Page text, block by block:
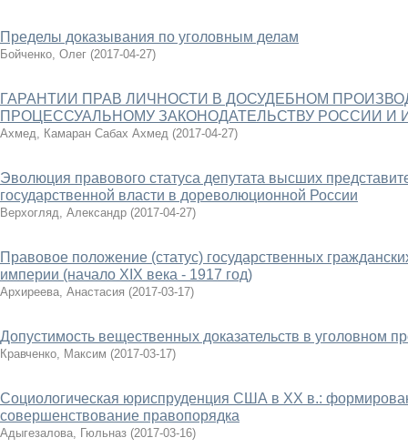
Пределы доказывания по уголовным делам
Бойченко, Олег (2017-04-27)
ГАРАНТИИ ПРАВ ЛИЧНОСТИ В ДОСУДЕБНОМ
ПРОЦЕССУАЛЬНОМУ ЗАКОНОДАТЕЛЬСТВУ РОССИИ И
Ахмед, Камаран Сабах Ахмед (2017-04-27)
Эволюция правового статуса депутата высших
государственной власти в дореволюционной России
Верхогляд, Александр (2017-04-27)
Правовое положение (статус) государственных
империи (начало XIX века - 1917 год)
Архиреева, Анастасия (2017-03-17)
Допустимость вещественных доказательств в уголовном
Кравченко, Максим (2017-03-17)
Социологическая юриспруденция США в XX в.:
совершенствование правопорядка
Адыгезалова, Гюльназ (2017-03-16)